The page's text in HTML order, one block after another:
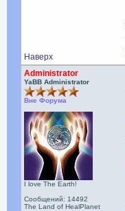
Наверх
Administrator
YaBB Administrator
Вне Форума
I love The Earth!
Сообщений: 14492
The Land of HealPlanet